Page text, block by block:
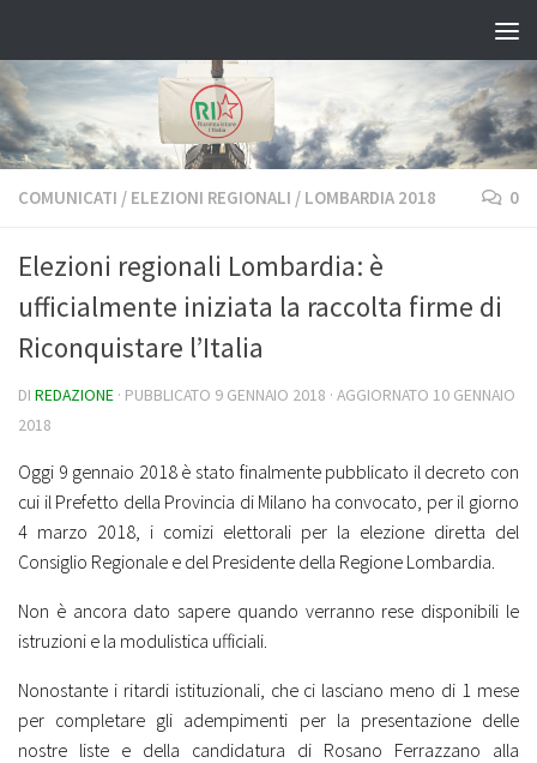
COMUNICATI / ELEZIONI REGIONALI / LOMBARDIA 2018 0
Elezioni regionali Lombardia: è
ufficialmente iniziata la raccolta firme di
Riconquistare l’Italia
DI REDAZIONE · PUBBLICATO 9 GENNAIO 2018 · AGGIORNATO 10 GENNAIO
2018
Oggi 9 gennaio 2018 è stato finalmente pubblicato il decreto con
cui il Prefetto della Provincia di Milano ha convocato, per il giorno
4 marzo 2018, i comizi elettorali per la elezione diretta del
Consiglio Regionale e del Presidente della Regione Lombardia.
Non è ancora dato sapere quando verranno rese disponibili le
istruzioni e la modulistica ufficiali.
Nonostante i ritardi istituzionali, che ci lasciano meno di 1 mese
per completare gli adempimenti per la presentazione delle
nostre liste e della candidatura di Rosano Ferrazzano alla